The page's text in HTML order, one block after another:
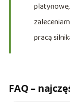
pracą
FAQ –